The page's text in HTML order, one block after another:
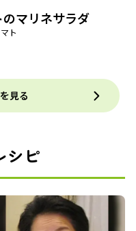
マリネサラダ
マト
見る
シピ